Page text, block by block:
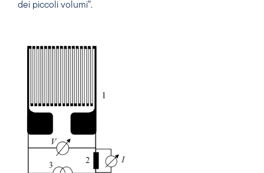
dei piccoli volumi”.